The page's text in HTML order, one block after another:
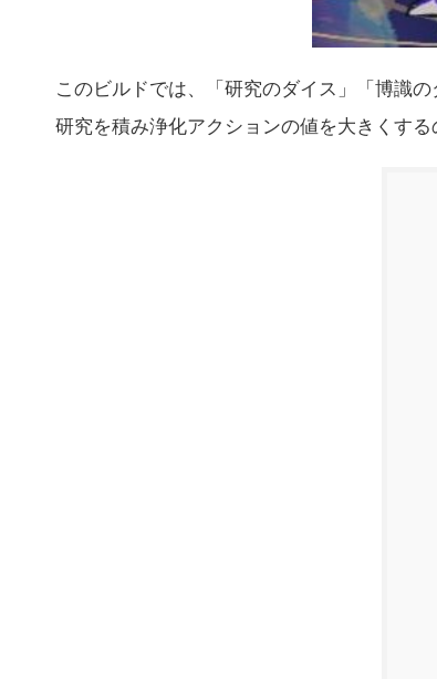
このビルドでは、「研究のダイス」「博識の
研究を積み浄化アクションの値を大きくす